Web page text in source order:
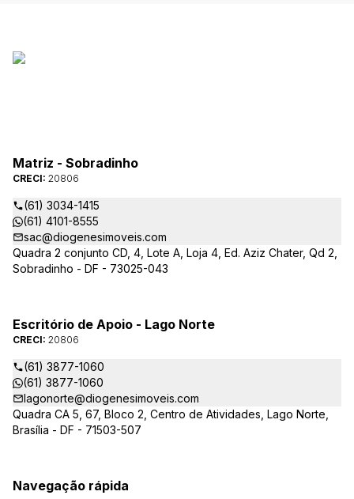
Matriz - Sobradinho
CRECI: 20806
(61) 3034-1415
(61) 4101-8555
sac@diogenesimoveis.com
Quadra 2 conjunto CD, 4, Lote A, Loja 4, Ed. Aziz Chater, Qd 2,
Sobradinho - DF - 73025-043
Escritório de Apoio - Lago Norte
CRECI: 20806
(61) 3877-1060
(61) 3877-1060
lagonorte@diogenesimoveis.com
Quadra CA 5, 67, Bloco 2, Centro de Atividades, Lago Norte,
Brasília - DF - 71503-507
Navegação rápida